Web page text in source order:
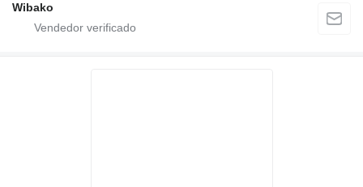
Wibako